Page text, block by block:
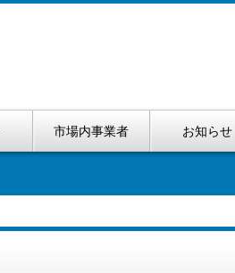
市場内事業者 お知らせ